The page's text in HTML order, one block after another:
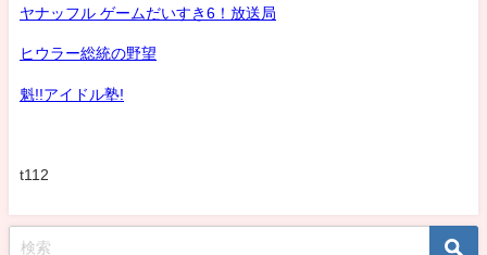
ヤナッフル ゲームだいすき6！放送局
ヒウラー総統の野望
魁!!アイドル塾!
t112